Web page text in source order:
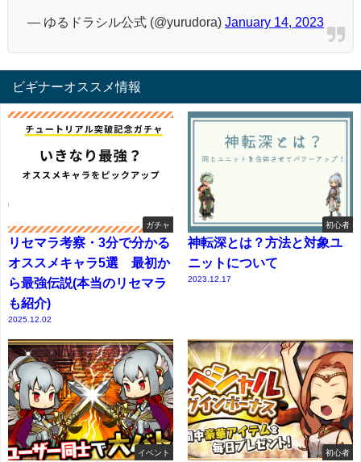
— ゆるドラシル公式 (@yurudora) January 14, 2023
ビギナーオススメ情報
ガチャ
リセマラ考察・3分で分かる
オススメキャラ5選 最初か
ら最強伝説(本当のリセマラ
も紹介)
2025.12.02
初心者
神転深とは？方法と対象ユ
ニットについて
2023.12.17
イベント 初心者